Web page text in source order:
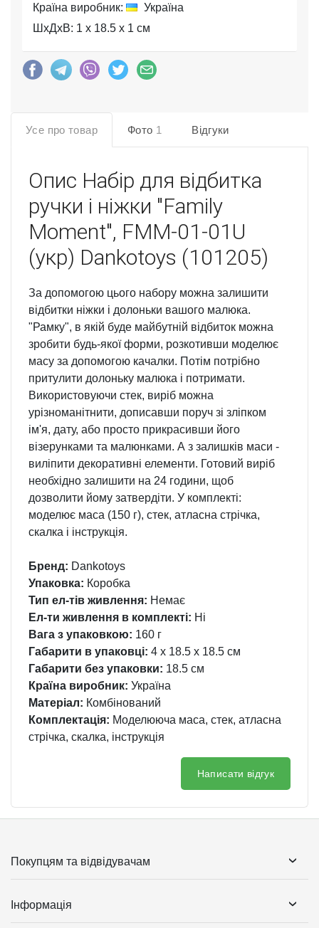
Країна виробник:
Україна
ШхДхВ: 1 x 18.5 x 1 см
Усе про товар Фото 1 Відгуки
Опис Набір для відбитка
ручки і ніжки "Family
Moment", FMM-01-01U
(укр) Dankotoys (101205)
За допомогою цього набору можна залишити
відбитки ніжки і долоньки вашого малюка.
"Рамку", в якій буде майбутній відбиток можна
зробити будь-якої форми, розкотивши моделює
масу за допомогою качалки. Потім потрібно
притулити долоньку малюка і потримати.
Використовуючи стек, виріб можна
урізноманітнити, дописавши поруч зі зліпком
ім'я, дату, або просто прикрасивши його
візерунками та малюнками. А з залишків маси -
виліпити декоративні елементи. Готовий виріб
необхідно залишити на 24 години, щоб
дозволити йому затвердіти. У комплекті:
моделює маса (150 г), стек, атласна стрічка,
скалка і інструкція.
Бренд: Dankotoys
Упаковка: Коробка
Тип ел-тів живлення: Немає
Ел-ти живлення в комплекті: Ні
Вага з упаковкою: 160 г
Габарити в упаковці: 4 x 18.5 x 18.5 см
Габарити без упаковки: 18.5 см
Країна виробник: Україна
Матеріал: Комбінований
Комплектація: Моделююча маса, стек, атласна
стрічка, скалка, інструкція
Написати відгук
Покупцям та відвідувачам
Інформація